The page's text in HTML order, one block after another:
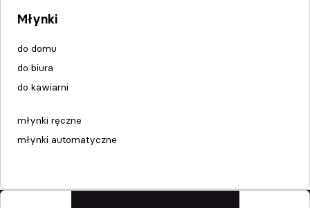
Młynki
do domu
do biura
do kawiarni
młynki ręczne
młynki automatyczne